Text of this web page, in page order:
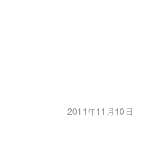
2011年11月10日